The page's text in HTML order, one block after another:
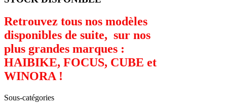
Retrouvez tous nos modèles
disponibles de suite, sur nos
plus grandes marques :
HAIBIKE, FOCUS, CUBE et
WINORA !
Sous-catégories